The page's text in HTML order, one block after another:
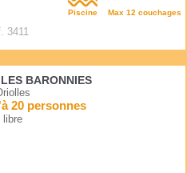
Piscine Max 12 couchages
3411
BARONNIES
20 personnes
libre